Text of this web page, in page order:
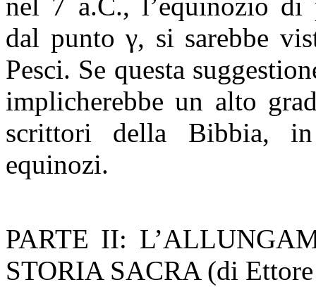
nel 7 a.C., l’equinozio di
dal punto γ, si sarebbe
Pesci. Se questa
implicherebbe un alto
scrittori della Bibbia,
equinozi.
PARTE II:
STORIA SACRA (di